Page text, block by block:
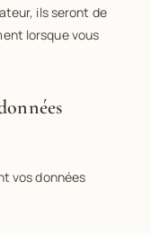
ils seront de
lorsque vous
vos données